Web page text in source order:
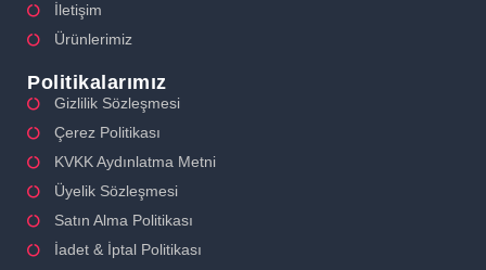
İletişim
Ürünlerimiz
Politikalarımız
Gizlilik Sözleşmesi
Çerez Politikası
KVKK Aydınlatma Metni
Üyelik Sözleşmesi
Satın Alma Politikası
İadet & İptal Politikası